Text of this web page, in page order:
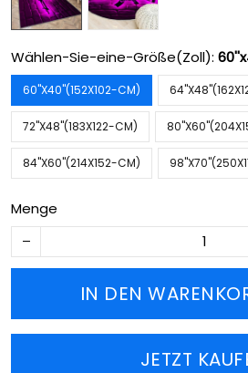
Wählen-Sie-eine-Größe(Zoll):
60''X40''(152X102-CM)
72''X48''(183X122-CM)
84''X60''(214X152-CM)
Menge
IN DEN
JETZT